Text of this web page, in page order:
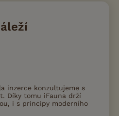
inzerce konzultujeme s
Díky tomu iFauna drží
i s principy moderního